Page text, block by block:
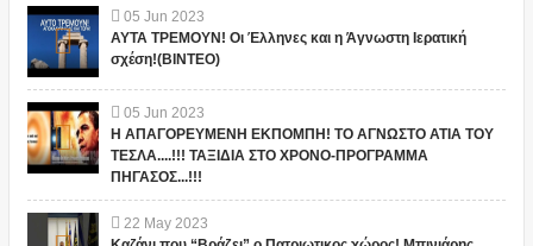
05 Jun 2023
ΑΥΤΑ ΤΡΕΜΟΥΝ! Οι Έλληνες και η Άγνωστη Ιερατική
σχέση!(ΒΙΝΤΕΟ)
05 Jun 2023
Η ΑΠΑΓΟΡΕΥΜΕΝΗ ΕΚΠΟΜΠΗ! ΤΟ ΑΓΝΩΣΤΟ ΑΤΙΑ ΤΟΥ
ΤΕΣΛΑ....!!! ΤΑΞΙΔΙΑ ΣΤΟ ΧΡΟΝΟ-ΠΡΟΓΡΑΜΜΑ
ΠΗΓΑΣΟΣ...!!!
22 May 2023